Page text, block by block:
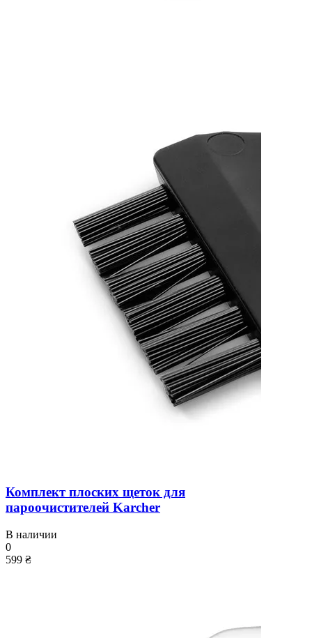
Комплект плоских щеток для
пароочистителей Karcher
В наличии
0
599 ₴